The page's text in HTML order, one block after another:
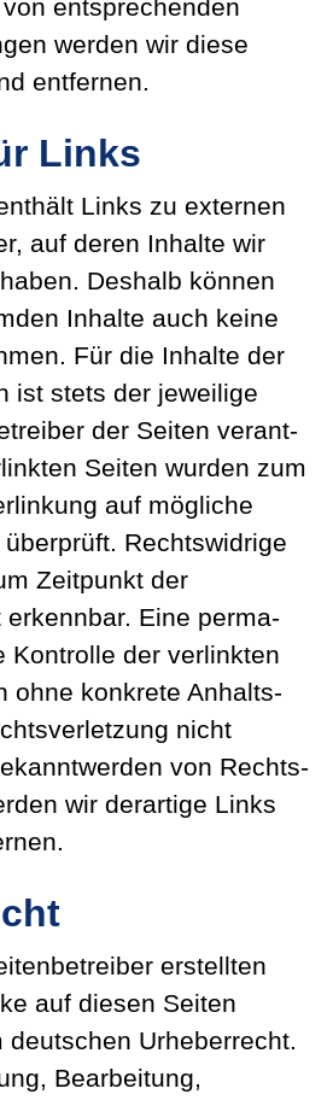
entspre­chenden
werden wir diese
entfernen.
Links
Links zu externen
auf deren Inhalte wir
Deshalb können
Inhalte auch keine
Für die Inhalte der
ist stets der jeweilige
der Seiten verant­
Seiten wurden zum
auf mögliche
Rechts­widrige
Zeitpunkt der
erkennbar. Eine perma­
Kontrolle der verlinkten
ohne konkrete Anhalts­
nicht
von Rechts­
wir derartige Links
erstellten
auf diesen Seiten
deutschen Urheber­recht.
Bearbeitung,